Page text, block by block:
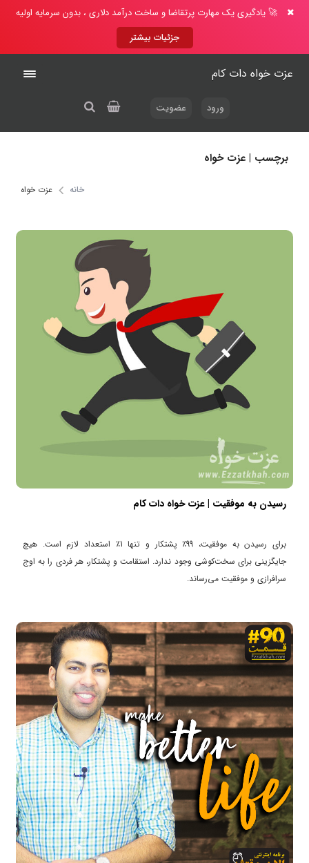
🚀 یادگیری یک مهارت پرتقاضا و ساخت درآمد دلاری ، بدون سرمایه اولیه
جزئیات بیشتر
عزت خواه دات کام
ورود عضویت
برچسب | عزت خواه
خانه عزت خواه
رسیدن به موفقیت | عزت خواه دات کام
برای رسیدن به موفقیت، 99٪ پشتکار و تنها 1٪ استعداد لازم است. هیچ
جایگزینی برای سخت‌کوشی وجود ندارد. استقامت و پشتکار، هر فردی را به اوج
سرافرازی و موفقیت می‌رساند.